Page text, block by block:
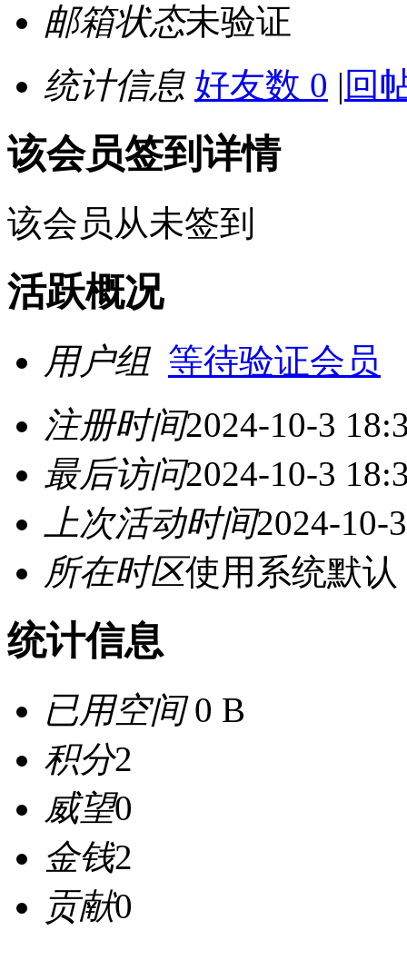
邮箱状态未验证
统计信息 好友数 0 | 回
该会员签到详情
该会员从未签到
活跃概况
用户组 等待验证会员
注册时间2024-10-3
最后访问2024-10-3
上次活动时间2024-10-
所在时区使用系统默认
统计信息
已用空间0 B
积分2
威望0
金钱2
贡献0